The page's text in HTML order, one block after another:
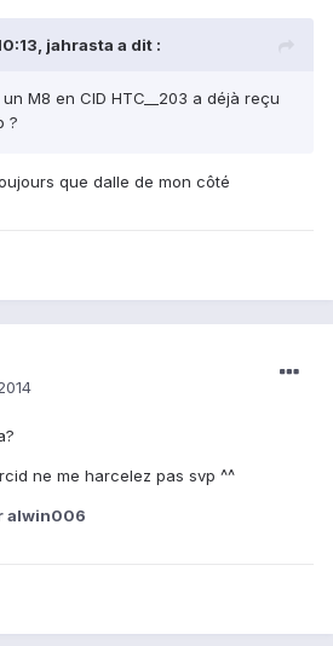
jahrasta a dit :
M8 en CID HTC__203 a déjà reçu
?
que dalle de mon côté
ne me harcelez pas svp ^^
alwin006